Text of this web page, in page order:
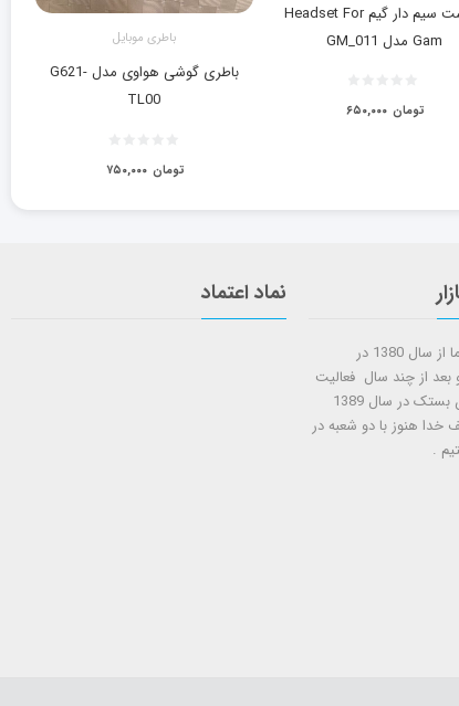
هدست سیم دار گیم Headset For
Gam مدل GM_011
۶۵۰,۰۰۰ تومان
باطری موبایل
باطری گوشی هواوی مدل G621-
TL00
۷۵۰,۰۰۰ تومان
شروع کار فروشگاهی ما از سال 1380 در
بعد از چند سال فعالیت
شعبه دوم در شهرستان بستک در سال 1389
خدا هنوز با دو شعبه در
.
نماد اعتماد